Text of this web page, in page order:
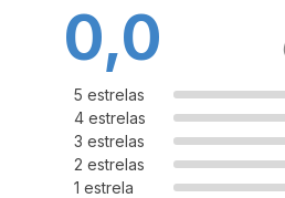
0,0
5 estrelas
4 estrelas
3 estrelas
2 estrelas
1 estrela